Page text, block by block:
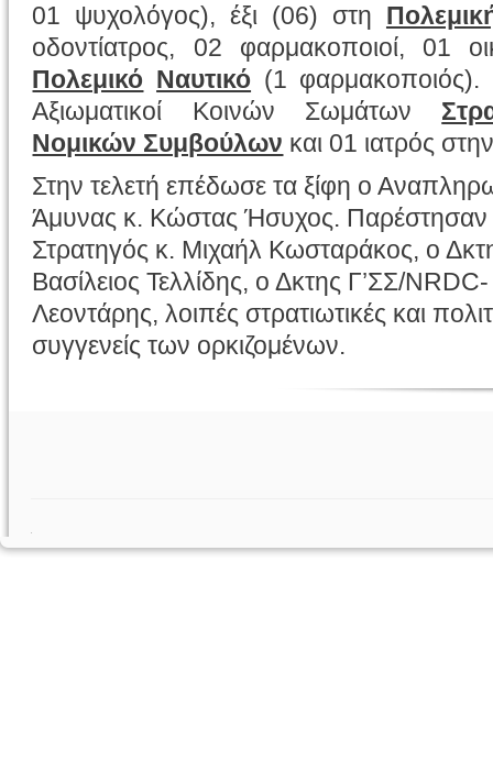
01 ψυχολόγος), έξι (06) στη
οδοντίατρος, 02 φαρμακοποιοί, 01
Πολεμικό Ναυτικό (1 φαρμακοποιός).
Αξιωματικοί Κοινών Σωμάτων
Νομικών Συμβούλων και 01 ιατρός
Στην τελετή επέδωσε τα ξίφη ο
Άμυνας κ. Κώστας Ήσυχος.
Στρατηγός κ. Μιχαήλ Κωσταράκος, ο
Βασίλειος Τελλίδης, ο Δκτης Γ’ΣΣ/NRDC
Λεοντάρης, λοιπές στρατιωτικές και
συγγενείς των ορκιζομένων.